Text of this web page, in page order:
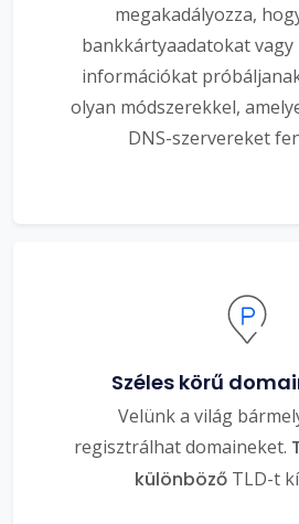
megakadályozza,
bankkártyaadatokat vagy
információkat
olyan módszerekkel,
DNS-szervereket
Széles körű
Velünk a világ
regisztrálhat domaineket.
különböző TLD-t